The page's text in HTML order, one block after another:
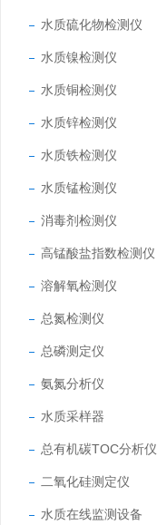
水质硫化物检测仪
水质镍检测仪
水质铜检测仪
水质锌检测仪
水质铁检测仪
水质锰检测仪
消毒剂检测仪
高锰酸盐指数检测仪
溶解氧检测仪
总氮检测仪
总磷测定仪
氨氮分析仪
水质采样器
总有机碳TOC分析仪
二氧化硅测定仪
水质在线监测设备